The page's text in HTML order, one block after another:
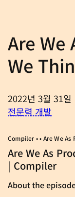
Are We
We
2022년 3월 31일
전문력 개발
Compiler • • Are We
Are We As
| Compiler
About the